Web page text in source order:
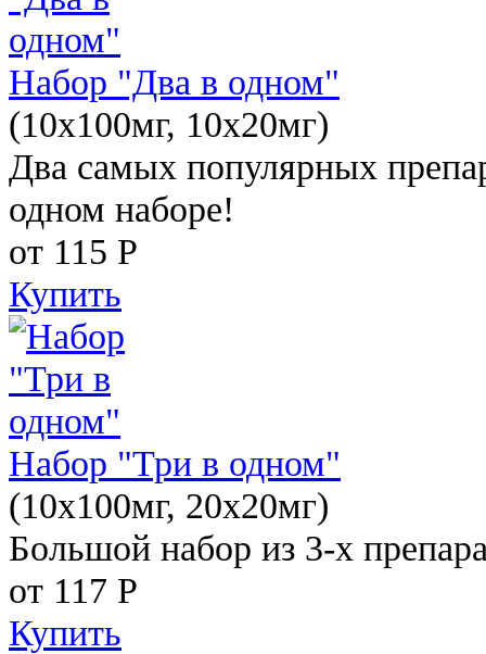
Набор "Два в одном"
(10x100мг, 10x20мг)
Два самых популярных
одном наборе!
от 115 Р
Купить
Набор "Три в одном"
(10x100мг, 20x20мг)
Большой набор из 3-х
от 117 Р
Купить